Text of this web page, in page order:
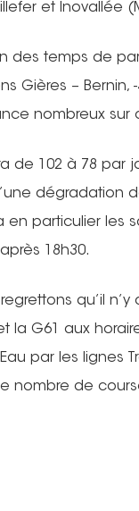
et Inovallée
des temps de
Gières – Bernin,
nombreux sur
de 102 à 78 par
dégradation
particulier les
18h30.
qu’il
la G61 aux
par les lignes
nombre de